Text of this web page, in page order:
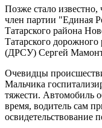
Позже стало
член партии "Единая
Татарского района
Татарского
(ДРСУ) Сергей
Очевидцы
Мальчика
тяжести. Автомобиль
время, водитель сам
освидетельствование